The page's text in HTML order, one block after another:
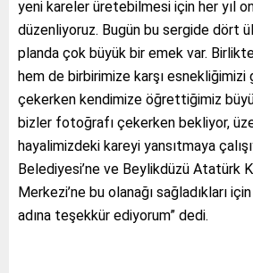
yeni kareler üretebilmesi için her yıl
düzenliyoruz. Bugün bu sergide dört
planda çok büyük bir emek var.
hem de birbirimize karşı
çekerken kendimize öğrettiğimiz
bizler fotoğrafı çekerken bekliyor,
hayalimizdeki kareyi yansıtmaya
Belediyesi’ne ve Beylikdüzü Atatürk
Merkezi’ne bu olanağı sağladıkları
adına teşekkür ediyorum” dedi.